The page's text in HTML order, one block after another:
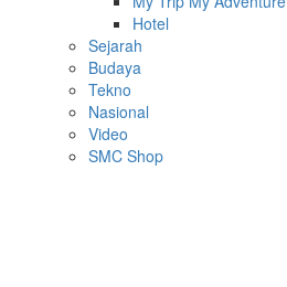
Hotel
Sejarah
Budaya
Tekno
Nasional
Video
SMC Shop